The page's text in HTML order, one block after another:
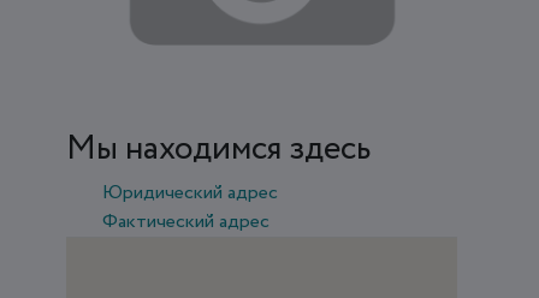
Мы находимся здесь
Юридический адрес
Фактический адрес